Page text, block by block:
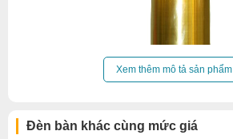
Xem thêm mô tả sản phẩm
Đèn bàn khác cùng mức giá